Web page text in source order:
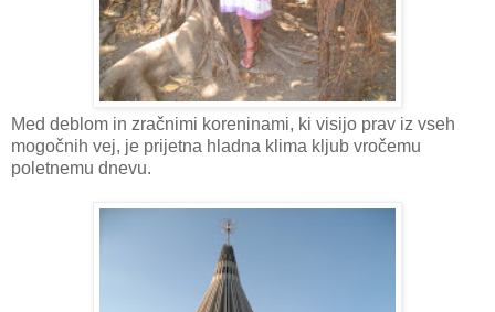
Med deblom in zračnimi koreninami, ki visijo prav iz vseh
mogočnih vej, je prijetna hladna klima kljub vročemu
poletnemu dnevu.